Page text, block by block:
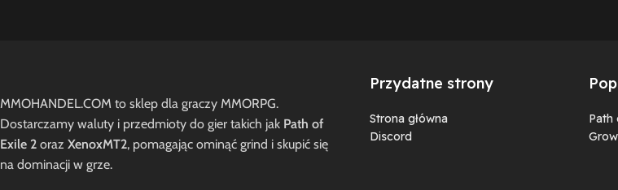
MMOHANDEL.COM to sklep dla graczy MMORPG.
Dostarczamy waluty i przedmioty do gier takich jak Path of
Exile 2 oraz XenoxMT2, pomagając ominąć grind i skupić się
na dominacji w grze.
Przydatne strony
Strona główna
Discord
Path